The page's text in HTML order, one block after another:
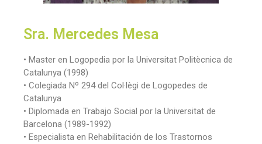
Sra. Mercedes Mesa
• Master en Logopedia por la Universitat Politècnica de
Catalunya (1998)
• Colegiada Nº 294 del Col·lègi de Logopedes de
Catalunya
• Diplomada en Trabajo Social por la Universitat de
Barcelona (1989-1992)
• Especialista en Rehabilitación de los Trastornos